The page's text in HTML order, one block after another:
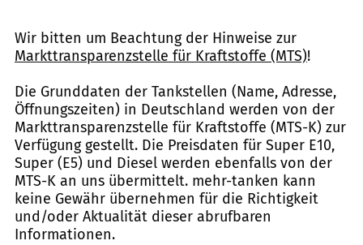
Wir bitten um Beachtung der Hinweise zur
Markttransparenzstelle für Kraftstoffe (MTS)!
Die Grunddaten der Tankstellen (Name, Adresse,
Öffnungszeiten) in Deutschland werden von der
Markttransparenzstelle für Kraftstoffe (MTS-K) zur
Verfügung gestellt. Die Preisdaten für Super E10,
Super (E5) und Diesel werden ebenfalls von der
MTS-K an uns übermittelt. mehr-tanken kann
keine Gewähr übernehmen für die Richtigkeit
und/oder Aktualität dieser abrufbaren
Informationen.